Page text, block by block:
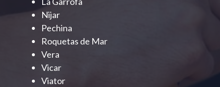
Nijar
Pechina
Roquetas de Mar
Vera
Vicar
Viator